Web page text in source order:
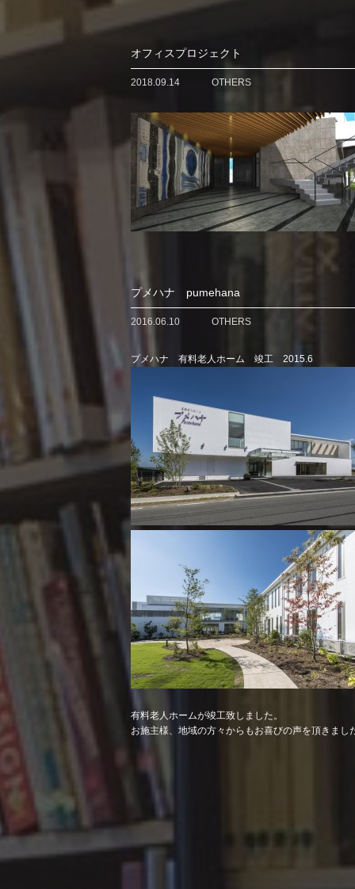
オフィスプロジェクト
2018.09.14 OTHERS
プメハナ pumehana
2016.06.10 OTHERS
プメハナ 有料老人ホーム 竣工 2015.6
有料老人ホームが竣工致しました。
お施主様、地域の方々からもお喜びの声を頂きまし